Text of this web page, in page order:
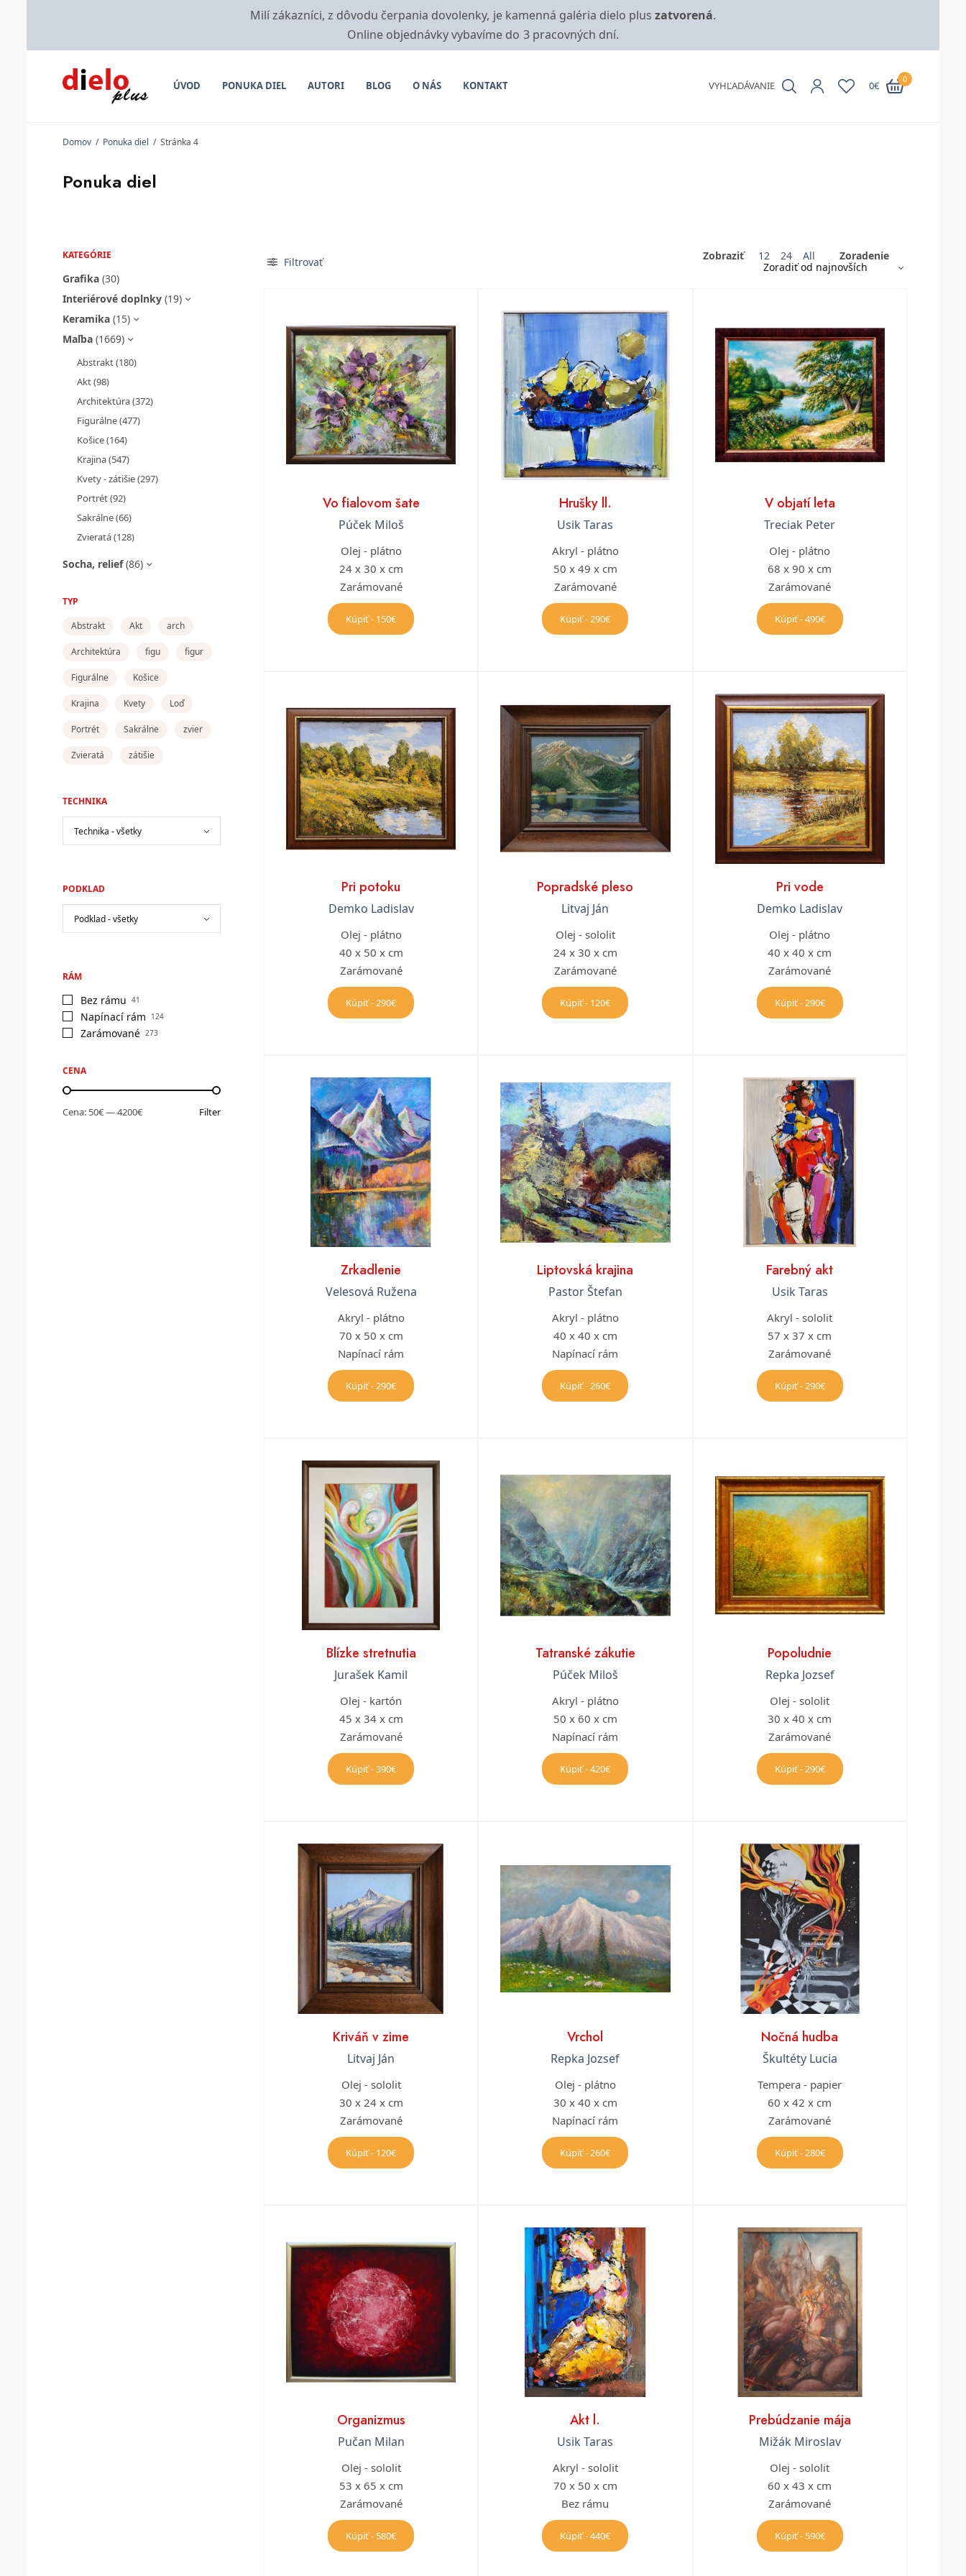
Milí zákazníci, z dôvodu čerpania dovolenky, je kamenná galéria dielo plus zatvorená.
Online objednávky vybavíme do 3 pracovných dní.
ÚVOD PONUKA DIEL AUTORI BLOG O NÁS KONTAKT VYHĽADÁVANIE 0€
0
Domov / Ponuka diel / Stránka 4
Ponuka diel
KATEGÓRIE
Grafika (30)
Interiérové doplnky (19)
Keramika (15)
Maľba (1669)
Abstrakt(180)
Akt(98)
Architektúra(372)
Figurálne(477)
Košice(164)
Krajina(547)
Kvety - zátišie(297)
Portrét(92)
Sakrálne(66)
Zvieratá(128)
Socha, relief (86)
TYP
Abstrakt
Akt arch
Architektúra figu figur
Figurálne Košice
Krajina Kvety Loď
Portrét Sakrálne zvier
Zvieratá zátišie
TECHNIKA
PODKLAD
RÁM
Bez rámu 41
Napínací rám 124
Zarámované 273
CENA
Filter
Cena: 50€—4200€
Filtrovať Zobraziť 12 24 All Zoradenie
Vo fialovom šate
Púček Miloš
Olej - plátno
24 x 30 x cm
Zarámované
Kúpiť - 150€
Hrušky ll.
Usik Taras
Akryl - plátno
50 x 49 x cm
Zarámované
Kúpiť - 290€
V objatí leta
Treciak Peter
Olej - plátno
68 x 90 x cm
Zarámované
Kúpiť - 490€
Pri potoku
Demko Ladislav
Olej - plátno
40 x 50 x cm
Zarámované
Kúpiť - 290€
Popradské pleso
Litvaj Ján
Olej - sololit
24 x 30 x cm
Zarámované
Kúpiť - 120€
Pri vode
Demko Ladislav
Olej - plátno
40 x 40 x cm
Zarámované
Kúpiť - 290€
Zrkadlenie
Velesová Ružena
Akryl - plátno
70 x 50 x cm
Napínací rám
Kúpiť - 290€
Liptovská krajina
Pastor Štefan
Akryl - plátno
40 x 40 x cm
Napínací rám
Kúpiť - 260€
Farebný akt
Usik Taras
Akryl - sololit
57 x 37 x cm
Zarámované
Kúpiť - 290€
Blízke stretnutia
Jurašek Kamil
Olej - kartón
45 x 34 x cm
Zarámované
Kúpiť - 390€
Tatranské zákutie
Púček Miloš
Akryl - plátno
50 x 60 x cm
Napínací rám
Kúpiť - 420€
Popoludnie
Repka Jozsef
Olej - sololit
30 x 40 x cm
Zarámované
Kúpiť - 290€
Kriváň v zime
Litvaj Ján
Olej - sololit
30 x 24 x cm
Zarámované
Kúpiť - 120€
Vrchol
Repka Jozsef
Olej - plátno
30 x 40 x cm
Napínací rám
Kúpiť - 260€
Nočná hudba
Škultéty Lucia
Tempera - papier
60 x 42 x cm
Zarámované
Kúpiť - 280€
Organizmus
Pučan Milan
Olej - sololit
53 x 65 x cm
Zarámované
Kúpiť - 580€
Akt l.
Usik Taras
Akryl - sololit
70 x 50 x cm
Bez rámu
Kúpiť - 440€
Prebúdzanie mája
Mižák Miroslav
Olej - sololit
60 x 43 x cm
Zarámované
Kúpiť - 590€